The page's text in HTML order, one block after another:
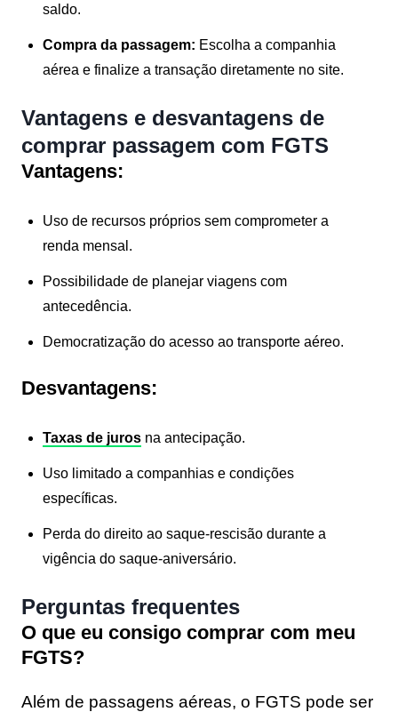
saldo.
Compra da passagem: Escolha a companhia
aérea e finalize a transação diretamente no site.
Vantagens e desvantagens de
comprar passagem com FGTS
Vantagens:
Uso de recursos próprios sem comprometer a
renda mensal.
Possibilidade de planejar viagens com
antecedência.
Democratização do acesso ao transporte aéreo.
Desvantagens:
Taxas de juros na antecipação.
Uso limitado a companhias e condições
específicas.
Perda do direito ao saque-rescisão durante a
vigência do saque-aniversário.
Perguntas frequentes
O que eu consigo comprar com meu
FGTS?
Além de passagens aéreas, o FGTS pode ser